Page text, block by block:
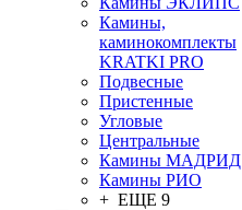
Камины,
каминокомплекты
KRATKI PRO
Подвесные
Пристенные
Угловые
Центральные
Камины МАДРИД
Камины РИО
+ ЕЩЕ 9